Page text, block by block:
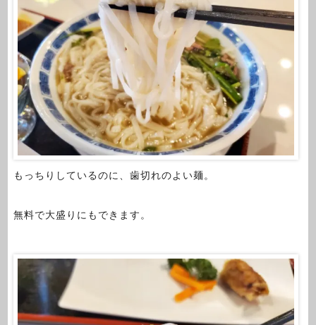
もっちりしているのに、歯切れのよい麺。
無料で大盛りにもできます。